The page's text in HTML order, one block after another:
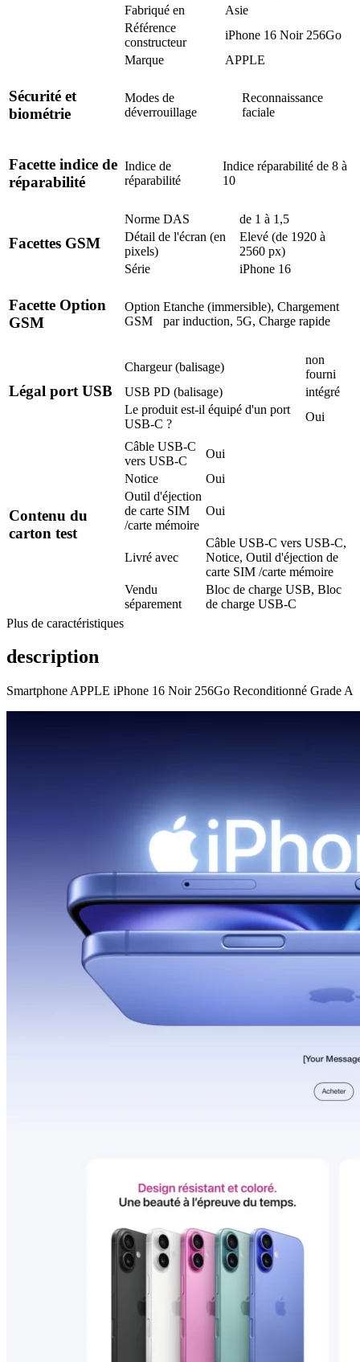
Fabriqué en
Asie
Référence
constructeur
iPhone 16 Noir 256Go
Marque
APPLE
Sécurité et
biométrie
Modes de
déverrouillage
Reconnaissance
faciale
Facette indice de
réparabilité
Indice de
réparabilité
Indice réparabilité de 8 à
10
Facettes GSM
Norme DAS
de 1 à 1,5
Détail de l'écran (en
pixels)
Elevé (de 1920 à
2560 px)
Série
iPhone 16
Facette Option
GSM
Option
GSM
Etanche (immersible), Chargement
par induction, 5G, Charge rapide
Légal port USB
Chargeur (balisage)
non
fourni
USB PD (balisage)
intégré
Le produit est-il équipé d'un port
USB-C ?
Oui
Contenu du
carton test
Câble USB-C
vers USB-C
Oui
Notice
Oui
Outil d'éjection
de carte SIM
/carte mémoire
Oui
Livré avec
Câble USB-C vers USB-C,
Notice, Outil d'éjection de
carte SIM /carte mémoire
Vendu
séparement
Bloc de charge USB, Bloc
de charge USB-C
Plus de caractéristiques
description
Smartphone APPLE iPhone 16 Noir 256Go Reconditionné Grade A